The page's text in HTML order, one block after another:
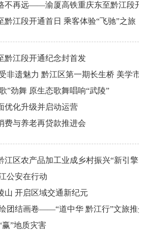
不再远——渝厦高铁重庆东至黔江段开
黔江段开通首日 乘客体验“飞驰”之旅
黔江段开通纪念封首发
非遗魅力 黔江区第一期长生桥 美学市
”劲舞 原生态歌舞唱响“武陵”
优化升级并启动运营
费与养老再贷款推进会
江区农产品加工业成乡村振兴“新引擎”
公安在行动
山 开启区域交通新纪元
团结画卷——“道中华 黔江行”文旅推介
”地质灾害